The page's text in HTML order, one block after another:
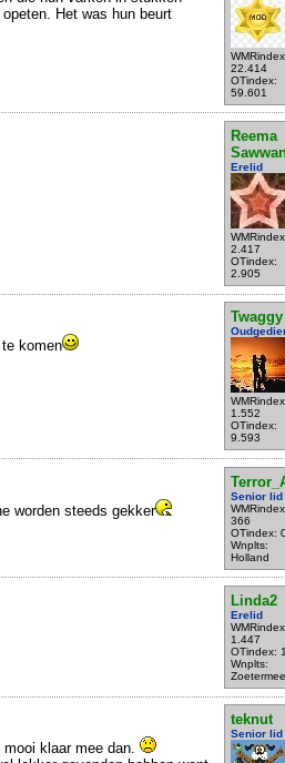
22.414
OTindex:
59.601
Het was hun beurt
Reema
Erelid
2.417
OTindex:
2.905
Twaggy
1.552
OTindex:
9.593
komen
Senior lid
366
OTindex:
Wnplts:
Holland
worden steeds gekker
Linda2
Erelid
1.447
OTindex:
Wnplts:
teknut
Senior lid
klaar mee dan.